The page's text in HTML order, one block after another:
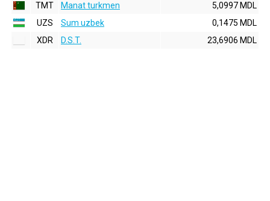
TMT
Manat turkmen
5,0997 MDL
UZS
Sum uzbek
0,1475 MDL
XDR
D.S.T. 23,6906 MDL